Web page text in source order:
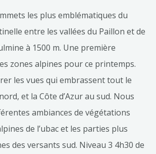
les plus emblématiques du
entre les vallées du Paillon et de
à 1500 m. Une première
zones alpines pour ce printemps.
les vues qui embrassent tout le
et la Côte d’Azur au sud. Nous
ambiances de végétations
de l’ubac et les parties plus
des versants sud. Niveau 3 4h30 de